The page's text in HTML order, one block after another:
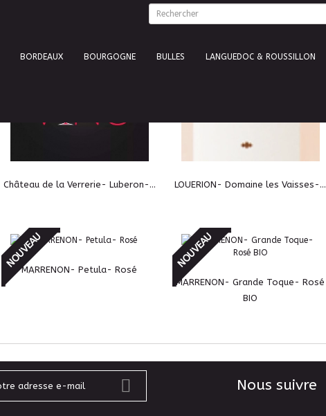
BORDEAUX BOURGOGNE BULLES LANGUEDOC & ROUSSILLON
Château de la Verrerie- Luberon-... LOUERION- Domaine les Vaisses-...
NOUVEAU
MARRENON- Petula- Rosé NOUVEAU
MARRENON- Grande Toque- Rosé
BIO
Nous suivre